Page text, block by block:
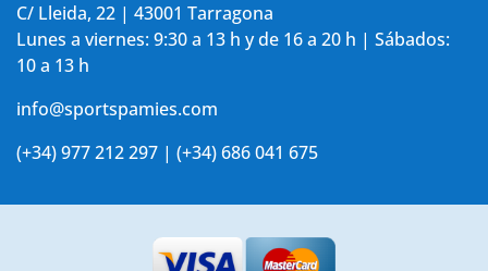
C/ Lleida, 22 | 43001 Tarragona
Lunes a viernes: 9:30 a 13 h y de 16 a 20 h | Sábados:
10 a 13 h
info@sportspamies.com
(+34) 977 212 297 | (+34) 686 041 675